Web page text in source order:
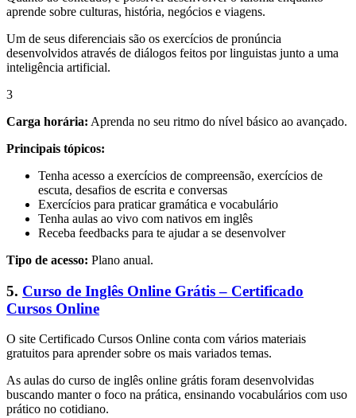
aprende sobre culturas, história, negócios e viagens.
Um de seus diferenciais são os exercícios de pronúncia
desenvolvidos através de diálogos feitos por linguistas junto a uma
inteligência artificial.
3
Carga horária: Aprenda no seu ritmo do nível básico ao avançado.
Principais tópicos:
Tenha acesso a exercícios de compreensão, exercícios de
escuta, desafios de escrita e conversas
Exercícios para praticar gramática e vocabulário
Tenha aulas ao vivo com nativos em inglês
Receba feedbacks para te ajudar a se desenvolver
Tipo de acesso: Plano anual.
5. Curso de Inglês Online Grátis – Certificado
Cursos Online
O site Certificado Cursos Online conta com vários materiais
gratuitos para aprender sobre os mais variados temas.
As aulas do curso de inglês online grátis foram desenvolvidas
buscando manter o foco na prática, ensinando vocabulários com uso
prático no cotidiano.